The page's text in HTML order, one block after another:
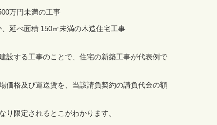
万円未満の工事
延べ面積 150㎡未満の木造住宅工事
設する工事のことで、住宅の新築工事が代表例で
価格及び運送賃を、当該請負契約の請負代金の額
限定されるとこがわかります。